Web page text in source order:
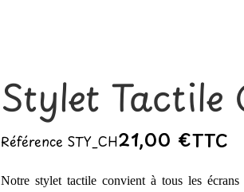
Stylet Tactile
Référence STY_CH21,00 €TTC
Notre stylet tactile convient à tous les